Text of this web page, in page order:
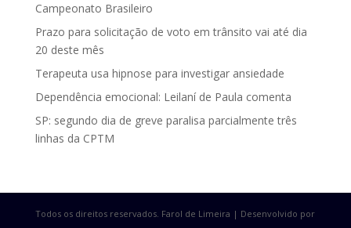
Campeonato Brasileiro
Prazo para solicitação de voto em trânsito vai até dia
20 deste mês
Terapeuta usa hipnose para investigar ansiedade
Dependência emocional: Leilaní de Paula comenta
SP: segundo dia de greve paralisa parcialmente três
linhas da CPTM
Todos os direitos reservados. Farol de Limeira | Desenvolvido por